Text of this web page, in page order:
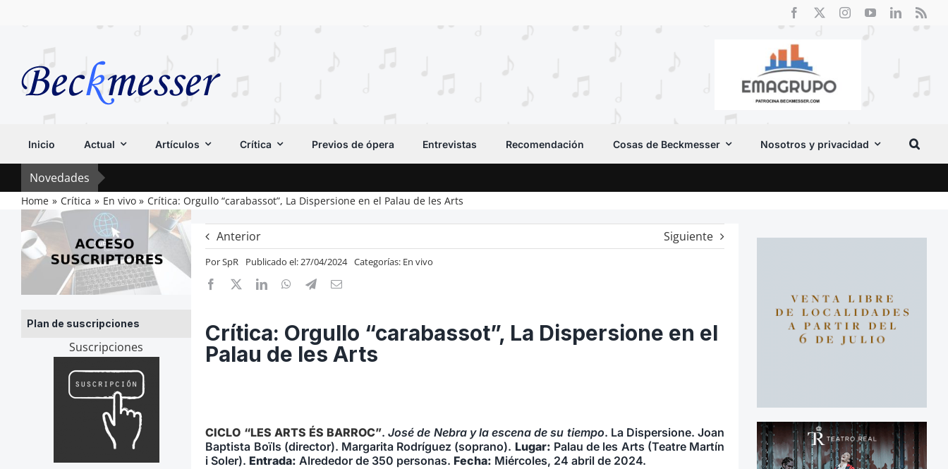
Inicio Actual Artículos Crítica Previos de ópera Entrevistas Recomendación Cosas de Beckmesser Nosotros y privacidad
Novedades
Home Crítica En vivo Crítica: Orgullo “carabassot”, La Dispersione en el Palau de les Arts
Plan de suscripciones
Suscripciones
Anterior Siguiente
PorSpR Publicado el: 27/04/2024 Categorías: En vivo
Crítica: Orgullo “carabassot”, La Dispersione en el
Palau de les Arts
CICLO “LES ARTS ÉS BARROC”.José de Nebra y la escena de su tiempo. La Dispersione. Joan
Baptista Boïls (director). Margarita Rodríguez (soprano). Lugar: Palau de les Arts (Teatre Martín
i Soler). Entrada: Alrededor de 350 personas. Fecha: Miércoles, 24 abril de 2024.